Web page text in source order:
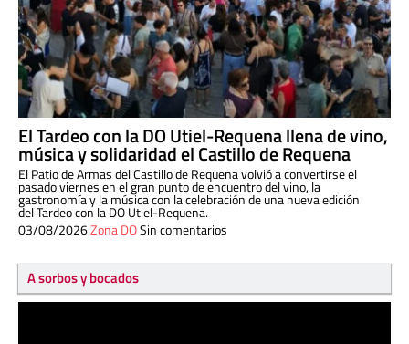
El Tardeo con la DO Utiel-Requena llena de vino,
música y solidaridad el Castillo de Requena
El Patio de Armas del Castillo de Requena volvió a convertirse el
pasado viernes en el gran punto de encuentro del vino, la
gastronomía y la música con la celebración de una nueva edición
del Tardeo con la DO Utiel-Requena.
03/08/2026Zona DOSin comentarios
A sorbos y bocados